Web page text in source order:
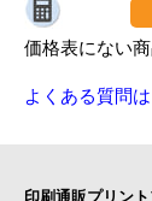
価格表にない
よくある質問
印刷通販プリン